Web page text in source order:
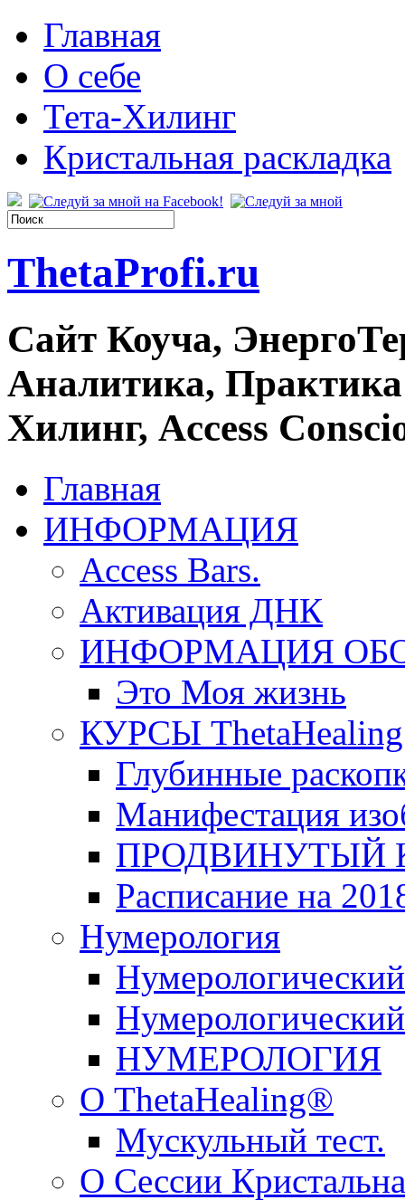
Главная
О себе
Тета-Хилинг
Кристальная раскладка
ThetaProfi.ru
Сайт Коуча,
Аналитика,
Хилинг, Access
Главная
ИНФОРМАЦИЯ
Access Bars.
Активация ДНК
ИНФОРМАЦИЯ
Это Моя жизнь
КУРСЫ ThetaHealing
Глубинные
Манифестация
ПРОДВИНУТЫЙ
Расписание на
Нумерология
НУМЕРОЛОГИЯ
О ThetaHealing®
Мускульный тест.
О Сессии